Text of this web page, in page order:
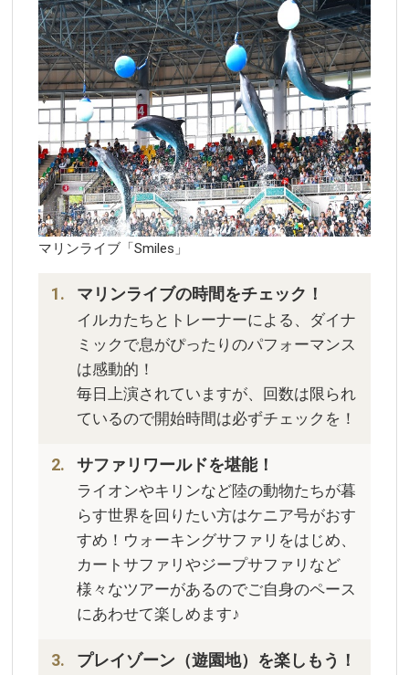
マリンライブ「Smiles」
マリンライブの時間をチェック！
イルカたちとトレーナーによる、ダイナ
ミックで息がぴったりのパフォーマンス
は感動的！
毎日上演されていますが、回数は限られ
ているので開始時間は必ずチェックを！
サファリワールドを堪能！
ライオンやキリンなど陸の動物たちが暮
らす世界を回りたい方はケニア号がおす
すめ！ウォーキングサファリをはじめ、
カートサファリやジープサファリなど
様々なツアーがあるのでご自身のペース
にあわせて楽しめます♪
プレイゾーン（遊園地）を楽しもう！